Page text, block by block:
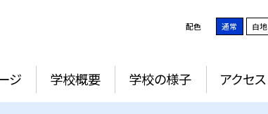
配色 通常 白地
ジ 学校概要 学校の様子 アクセス